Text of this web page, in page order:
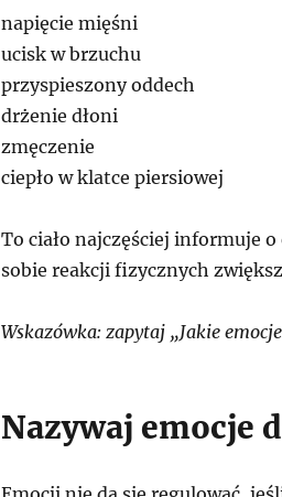
napięcie mięśni
ucisk w brzuchu
przyspieszony oddech
drżenie dłoni
zmęczenie
ciepło w klatce piersiowej
To ciało najczęściej informuje
sobie reakcji fizycznych
Wskazówka: zapytaj „Jakie
Nazywaj emocje